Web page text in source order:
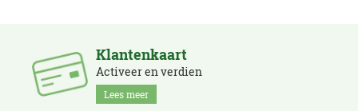
Klantenkaart
Activeer en verdien
Lees meer